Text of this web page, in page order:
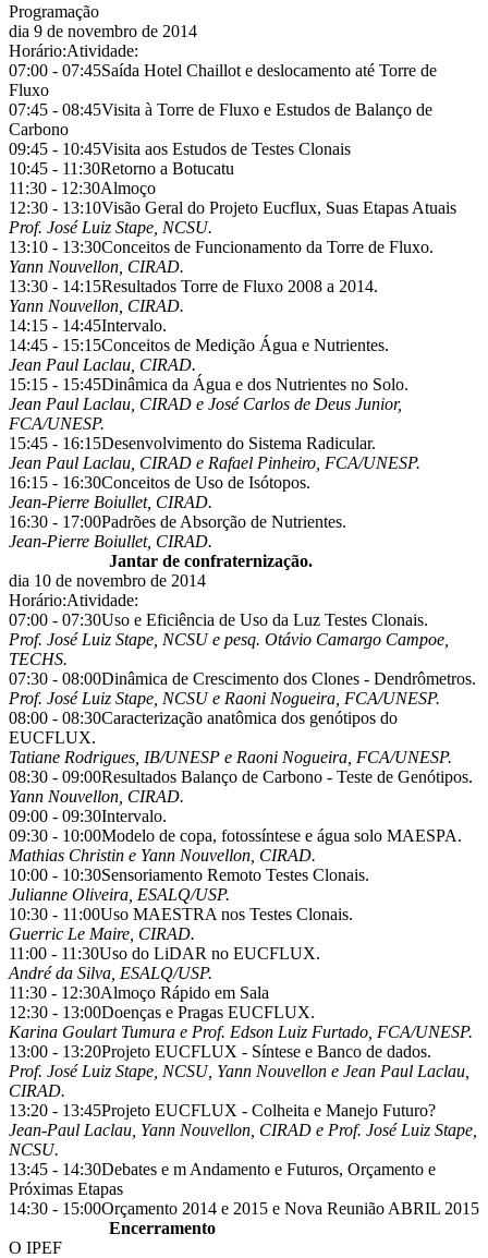
Programação
dia 9 de novembro de 2014
Horário:Atividade:
07:00 - 07:45Saída Hotel Chaillot e deslocamento até Torre de
Fluxo
07:45 - 08:45Visita à Torre de Fluxo e Estudos de Balanço de
Carbono
09:45 - 10:45Visita aos Estudos de Testes Clonais
10:45 - 11:30Retorno a Botucatu
11:30 - 12:30Almoço
12:30 - 13:10Visão Geral do Projeto Eucflux, Suas Etapas Atuais
Prof. José Luiz Stape, NCSU.
13:10 - 13:30Conceitos de Funcionamento da Torre de Fluxo.
Yann Nouvellon, CIRAD.
13:30 - 14:15Resultados Torre de Fluxo 2008 a 2014.
Yann Nouvellon, CIRAD.
14:15 - 14:45Intervalo.
14:45 - 15:15Conceitos de Medição Água e Nutrientes.
Jean Paul Laclau, CIRAD.
15:15 - 15:45Dinâmica da Água e dos Nutrientes no Solo.
Jean Paul Laclau, CIRAD e José Carlos de Deus Junior,
FCA/UNESP.
15:45 - 16:15Desenvolvimento do Sistema Radicular.
Jean Paul Laclau, CIRAD e Rafael Pinheiro, FCA/UNESP.
16:15 - 16:30Conceitos de Uso de Isótopos.
Jean-Pierre Boiullet, CIRAD.
16:30 - 17:00Padrões de Absorção de Nutrientes.
Jean-Pierre Boiullet, CIRAD.
Jantar de confraternização.
dia 10 de novembro de 2014
Horário:Atividade:
07:00 - 07:30Uso e Eficiência de Uso da Luz Testes Clonais.
Prof. José Luiz Stape, NCSU e pesq. Otávio Camargo Campoe,
TECHS.
07:30 - 08:00Dinâmica de Crescimento dos Clones - Dendrômetros.
Prof. José Luiz Stape, NCSU e Raoni Nogueira, FCA/UNESP.
08:00 - 08:30Caracterização anatômica dos genótipos do
EUCFLUX.
Tatiane Rodrigues, IB/UNESP e Raoni Nogueira, FCA/UNESP.
08:30 - 09:00Resultados Balanço de Carbono - Teste de Genótipos.
Yann Nouvellon, CIRAD.
09:00 - 09:30Intervalo.
09:30 - 10:00Modelo de copa, fotossíntese e água solo MAESPA.
Mathias Christin e Yann Nouvellon, CIRAD.
10:00 - 10:30Sensoriamento Remoto Testes Clonais.
Julianne Oliveira, ESALQ/USP.
10:30 - 11:00Uso MAESTRA nos Testes Clonais.
Guerric Le Maire, CIRAD.
11:00 - 11:30Uso do LiDAR no EUCFLUX.
André da Silva, ESALQ/USP.
11:30 - 12:30Almoço Rápido em Sala
12:30 - 13:00Doenças e Pragas EUCFLUX.
Karina Goulart Tumura e Prof. Edson Luiz Furtado, FCA/UNESP.
13:00 - 13:20Projeto EUCFLUX - Síntese e Banco de dados.
Prof. José Luiz Stape, NCSU, Yann Nouvellon e Jean Paul Laclau,
CIRAD.
13:20 - 13:45Projeto EUCFLUX - Colheita e Manejo Futuro?
Jean-Paul Laclau, Yann Nouvellon, CIRAD e Prof. José Luiz Stape,
NCSU.
13:45 - 14:30Debates e m Andamento e Futuros, Orçamento e
Próximas Etapas
14:30 - 15:00Orçamento 2014 e 2015 e Nova Reunião ABRIL 2015
Encerramento
O IPEF